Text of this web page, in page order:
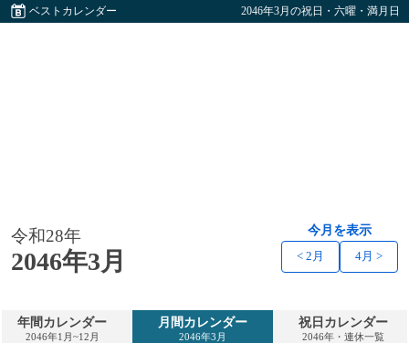
ベストカレンダー 2046年3月の祝日・六曜・満月日
令和28年
2046年3月
今月を表示
< 2月 4月 >
年間カレンダー
2046年1月~12月
月間カレンダー
2046年3月
祝日カレンダー
2046年・連休一覧